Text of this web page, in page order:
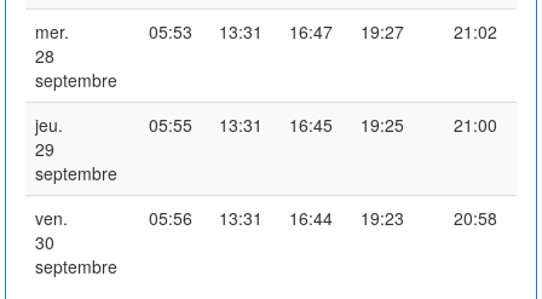
mer.
28
septembre
05:53 13:31 16:47 19:27 21:02
jeu.
29
septembre
05:55 13:31 16:45 19:25 21:00
ven.
30
septembre
05:56 13:31 16:44 19:23 20:58